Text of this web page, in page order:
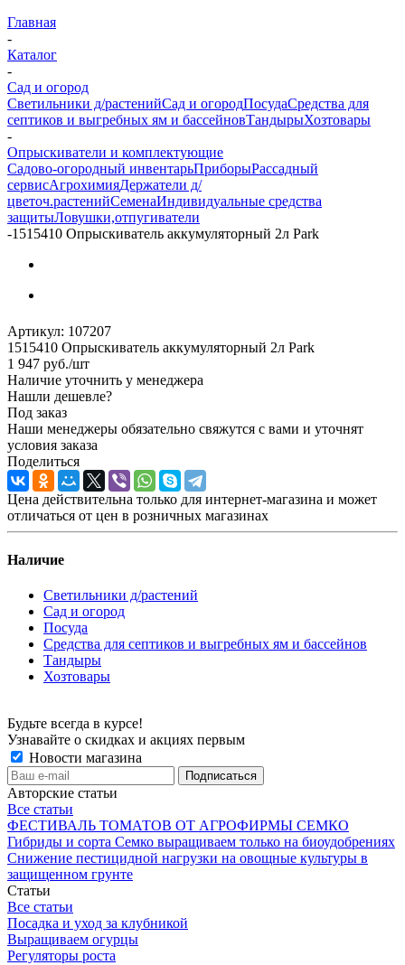
Главная
-
Каталог
-
Сад и огород
Светильники д/растенийСад и огородПосудаСредства для
септиков и выгребных ям и бассейновТандырыХозтовары
-
Опрыскиватели и комплектующие
Садово-огородный инвентарьПриборыРассадный
сервисАгрохимияДержатели д/
цветоч.растенийСеменаИндивидуальные средства
защитыЛовушки,отпугиватели
-1515410 Опрыскиватель аккумуляторный 2л Park
Артикул: 107207
1515410 Опрыскиватель аккумуляторный 2л Park
1 947 руб./шт
Наличие уточнить у менеджера
Нашли дешевле?
Под заказ
Наши менеджеры обязательно свяжутся с вами и уточнят
условия заказа
Поделиться
Цена действительна только для интернет-магазина и может
отличаться от цен в розничных магазинах
Наличие
Светильники д/растений
Сад и огород
Посуда
Средства для септиков и выгребных ям и бассейнов
Тандыры
Хозтовары
Будьте всегда в курсе!
Узнавайте о скидках и акциях первым
Новости магазина
Авторские статьи
Все статьи
ФЕСТИВАЛЬ ТОМАТОВ ОТ АГРОФИРМЫ СЕМКО
Гибриды и сорта Семко выращиваем только на биоудобрениях
Снижение пестицидной нагрузки на овощные культуры в
защищенном грунте
Статьи
Все статьи
Посадка и уход за клубникой
Выращиваем огурцы
Регуляторы роста